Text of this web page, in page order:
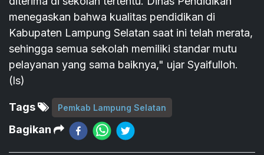
menegaskan bahwa kualitas pendidikan di
Kabupaten Lampung Selatan saat ini telah merata,
sehingga semua sekolah memiliki standar mutu
pelayanan yang sama baiknya," ujar Syaifulloh.
(ls)
Tags Pemkab Lampung Selatan
Bagikan